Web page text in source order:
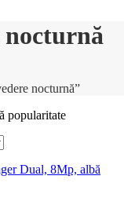
nocturnă
nocturnă”
popularitate